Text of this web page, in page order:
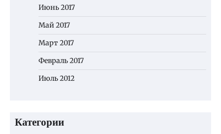
Июнь 2017
Май 2017
Март 2017
Февраль 2017
Июль 2012
Категории